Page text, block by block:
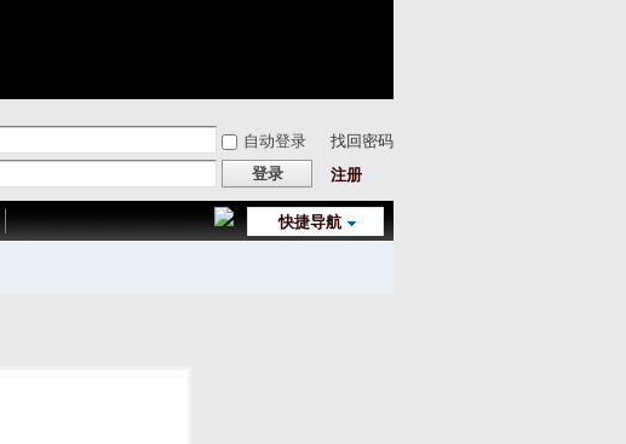
自动登录
找回密码
登录 注册
快捷导航